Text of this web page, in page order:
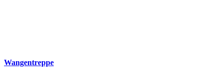
Wangentreppe